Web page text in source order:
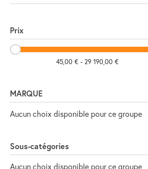
Prix
45,00 € - 29 190,00 €
MARQUE
Aucun choix disponible pour ce groupe
Sous-catégories
Aucun choix disponible pour ce groupe